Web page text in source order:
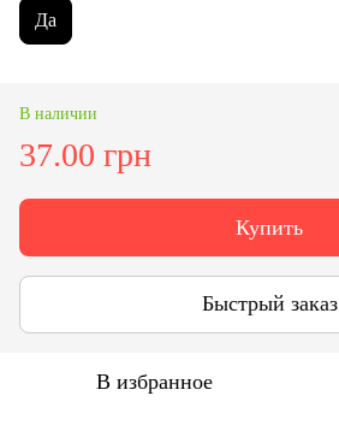
Да
В наличии
37.00 грн
Купить
Быстрый заказ
В избранное